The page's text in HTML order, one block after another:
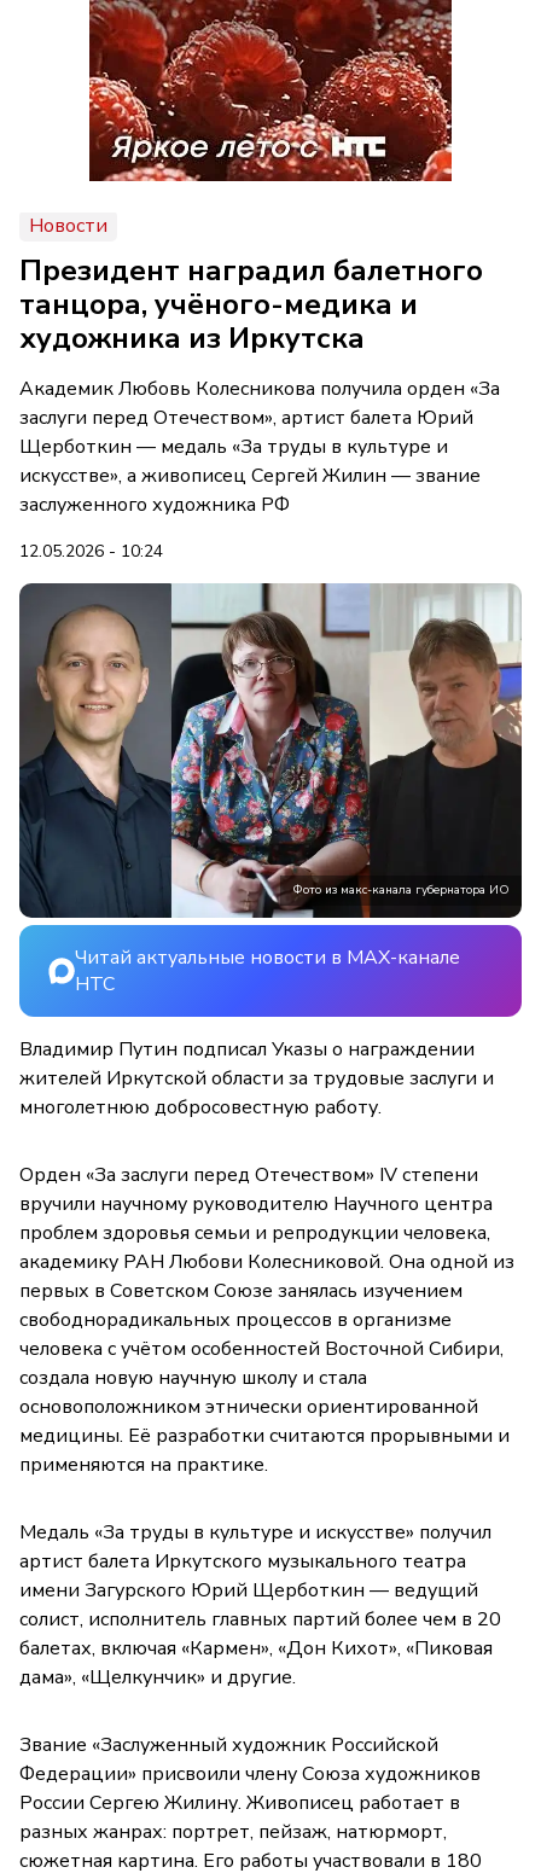
Новости
Президент наградил балетного
танцора, учёного-медика и
художника из Иркутска
Академик Любовь Колесникова получила орден «За
заслуги перед Отечеством», артист балета Юрий
Щерботкин — медаль «За труды в культуре и
искусстве», а живописец Сергей Жилин — звание
заслуженного художника РФ
12.05.2026 - 10:24
Фото из макс-канала губернатора ИО
Читай актуальные новости в MAX-канале
НТС
Владимир Путин подписал Указы о награждении
жителей Иркутской области за трудовые заслуги и
многолетнюю добросовестную работу.
Орден «За заслуги перед Отечеством» IV степени
вручили научному руководителю Научного центра
проблем здоровья семьи и репродукции человека,
академику РАН Любови Колесниковой. Она одной из
первых в Советском Союзе занялась изучением
свободнорадикальных процессов в организме
человека с учётом особенностей Восточной Сибири,
создала новую научную школу и стала
основоположником этнически ориентированной
медицины. Её разработки считаются прорывными и
применяются на практике.
Медаль «За труды в культуре и искусстве» получил
артист балета Иркутского музыкального театра
имени Загурского Юрий Щерботкин — ведущий
солист, исполнитель главных партий более чем в 20
балетах, включая «Кармен», «Дон Кихот», «Пиковая
дама», «Щелкунчик» и другие.
Звание «Заслуженный художник Российской
Федерации» присвоили члену Союза художников
России Сергею Жилину. Живописец работает в
разных жанрах: портрет, пейзаж, натюрморт,
сюжетная картина. Его работы участвовали в 180